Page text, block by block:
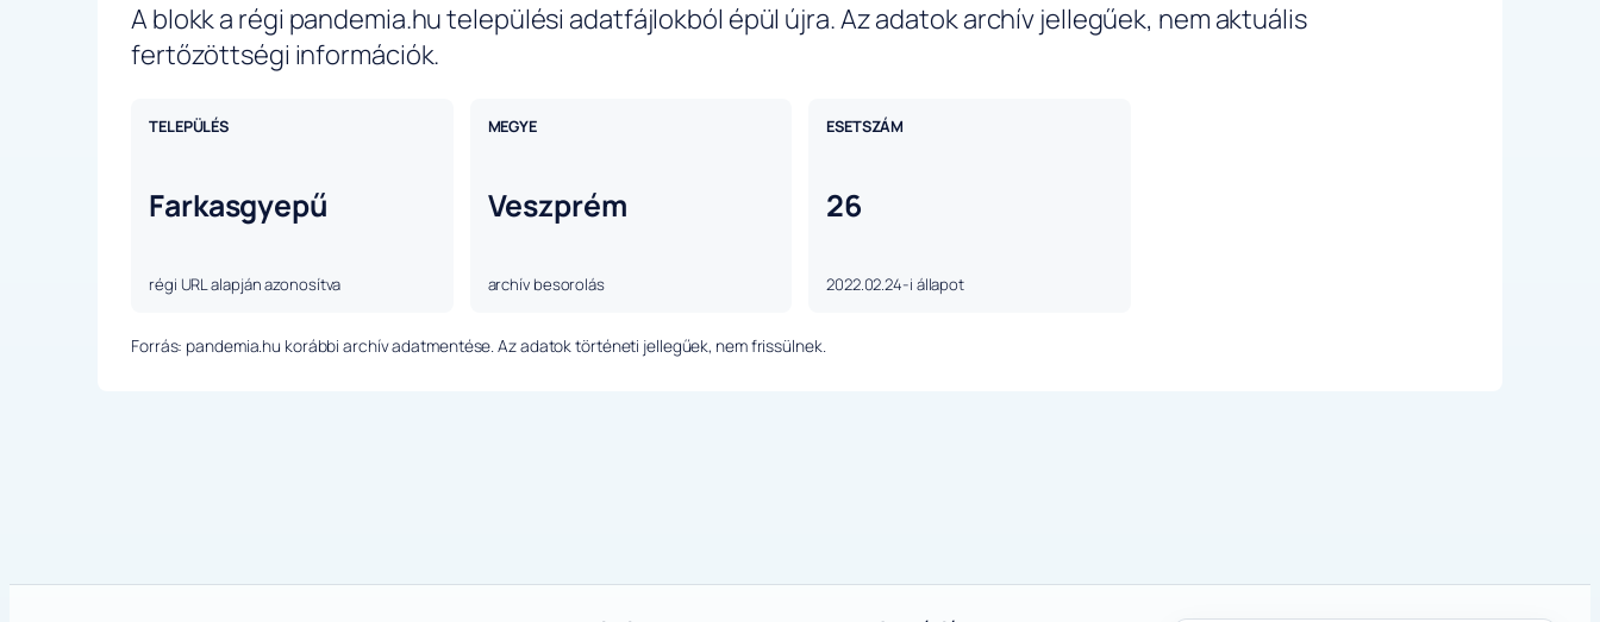
A blokk a régi pandemia.hu települési adatfájlokból épül újra. Az adatok archív jellegűek, nem aktuális
fertőzöttségi információk.
TELEPÜLÉS
Farkasgyepű
régi URL alapján azonosítva
MEGYE
Veszprém
archív besorolás
ESETSZÁM
26
2022.02.24-i állapot
Forrás: pandemia.hu korábbi archív adatmentése. Az adatok történeti jellegűek, nem frissülnek.